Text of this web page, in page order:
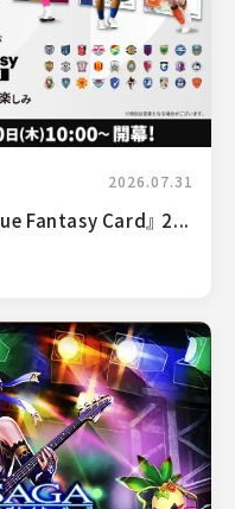
2026.07.31
Fantasy Card』 2...